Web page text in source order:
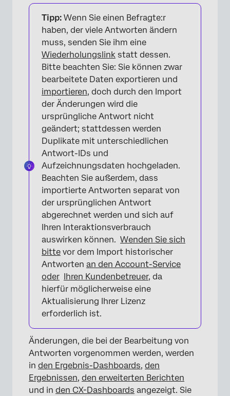
Tipp: Wenn Sie einen Befragte:r
haben, der viele Antworten ändern
muss, senden Sie ihm eine
Wiederholungslink statt dessen.
Bitte beachten Sie: Sie können zwar
bearbeitete Daten exportieren und
importieren, doch durch den Import
der Änderungen wird die
ursprüngliche Antwort nicht
geändert; stattdessen werden
Duplikate mit unterschiedlichen
Antwort-IDs und
Aufzeichnungsdaten hochgeladen.
Beachten Sie außerdem, dass
importierte Antworten separat von
der ursprünglichen Antwort
abgerechnet werden und sich auf
Ihren Interaktionsverbrauch
auswirken können. Wenden Sie sich
bitte vor dem Import historischer
Antworten an den Account-Service
oder Ihren Kundenbetreuer, da
hierfür möglicherweise eine
Aktualisierung Ihrer Lizenz
erforderlich ist.
Änderungen, die bei der Bearbeitung von
Antworten vorgenommen werden, werden
in den Ergebnis-Dashboards, den
Ergebnissen, den erweiterten Berichten
und in den CX-Dashboards angezeigt. Sie